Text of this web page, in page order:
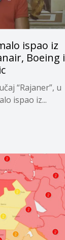
ispao iz
Boeing i
“Rajaner”, u
ispao iz...